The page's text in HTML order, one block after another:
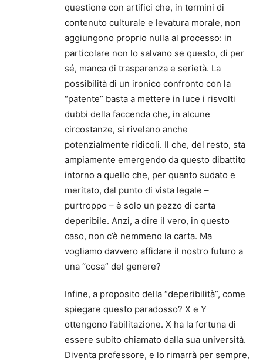
questione con artifici che, in termini di
contenuto culturale e levatura morale, non
aggiungono proprio nulla al processo: in
particolare non lo salvano se questo, di per
sé, manca di trasparenza e serietà. La
possibilità di un ironico confronto con la
“patente” basta a mettere in luce i risvolti
dubbi della faccenda che, in alcune
circostanze, si rivelano anche
potenzialmente ridicoli. Il che, del resto, sta
ampiamente emergendo da questo dibattito
intorno a quello che, per quanto sudato e
meritato, dal punto di vista legale –
purtroppo – è solo un pezzo di carta
deperibile. Anzi, a dire il vero, in questo
caso, non c’è nemmeno la carta. Ma
vogliamo davvero affidare il nostro futuro a
una “cosa” del genere?
Infine, a proposito della “deperibilità”, come
spiegare questo paradosso? X e Y
ottengono l’abilitazione. X ha la fortuna di
essere subito chiamato dalla sua università.
Diventa professore, e lo rimarrà per sempre,